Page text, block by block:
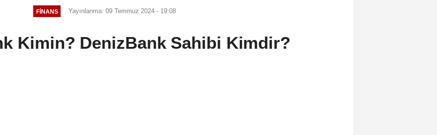
FINANS Yayınlanma: 09 Temmuz 2024 - 19:08
Kimin? DenizBank Sahibi Kimdir?